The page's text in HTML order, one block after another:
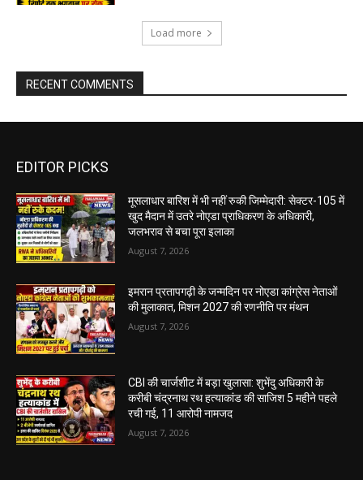
Load more
RECENT COMMENTS
EDITOR PICKS
मूसलाधार बारिश में भी नहीं रुकी जिम्मेदारी: सेक्टर-105 में
खुद मैदान में उतरे नोएडा प्राधिकरण के अधिकारी,
जलभराव से बचा पूरा इलाका
August 7, 2026
इमरान प्रतापगढ़ी के जन्मदिन पर नोएडा कांग्रेस नेताओं
की मुलाकात, मिशन 2027 की रणनीति पर मंथन
August 7, 2026
CBI की चार्जशीट में बड़ा खुलासा: शुभेंदु अधिकारी के
करीबी चंद्रनाथ रथ हत्याकांड की साजिश 5 महीने पहले
रची गई, 11 आरोपी नामजद
August 7, 2026